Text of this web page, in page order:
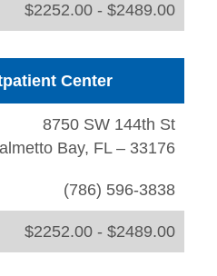
$2252.00 - $2489.00
Center
8750 SW 144th St
Bay, FL – 33176
(786) 596-3838
$2252.00 - $2489.00